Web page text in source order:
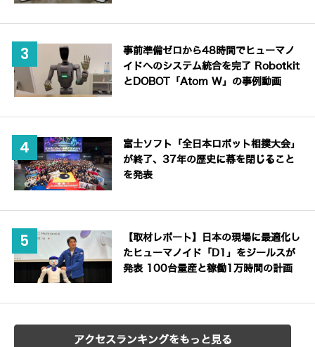
事前準備ゼロから48時間でヒューマノ
イドへのシステム統合を完了 Robotkit
とDOBOT「Atom W」の事例動画
富士ソフト「全日本ロボット相撲大会」
が終了、37年の歴史に幕を閉じること
を発表
【取材レポート】日本の現場に最適化し
たヒューマノイド「D1」をジールスが
発表 100台量産と稼働1万時間の計画
アクセスランキングをもっと見る